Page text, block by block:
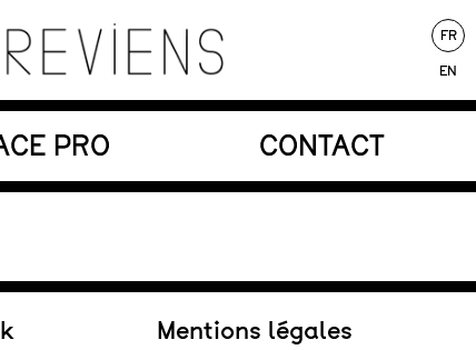
au service d’une écriture poétique.
PRO CONTACT
FR
EN
Mentions légales